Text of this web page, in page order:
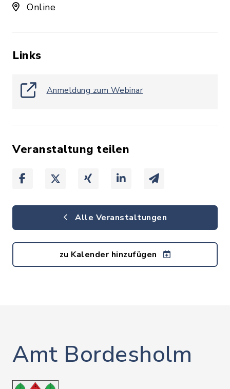
Online
Links
Anmeldung zum Webinar
Veranstaltung teilen
Alle Veranstaltungen
zu Kalender hinzufügen
Amt Bordesholm